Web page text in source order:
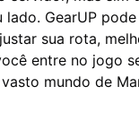
lado. GearUP
sua rota,
entre no jogo
mundo de